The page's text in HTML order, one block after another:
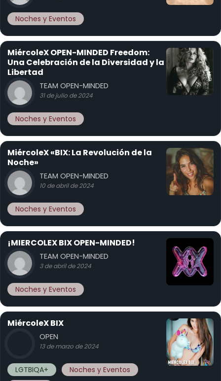
Noches y Eventos
MiércoleX OPEN-MINDED Freedom:
Una Celebración de la Diversidad y la
Libertad
TEAM OPEN-MINDED
31 de julio de 2024
Noches y Eventos
MiércoleX «BIX: La Revolución de la
Noche»
TEAM OPEN-MINDED
10 de abril de 2024
Noches y Eventos
¡MIERCOLEX BIX OPEN-MINDED!
TEAM OPEN-MINDED
3 de abril de 2024
Noches y Eventos
MiércoleX BIX
OPEN
13 de marzo de 2024
LGTBIQA+ Noches y Eventos